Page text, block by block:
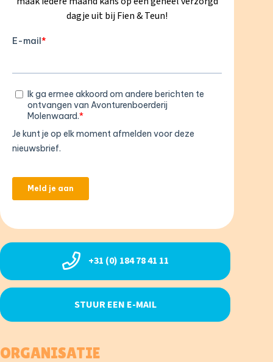
+31 (0) 184 78 41 11
STUUR EEN E-MAIL
ORGANISATIE
dagje uit bij Fien & Teun!